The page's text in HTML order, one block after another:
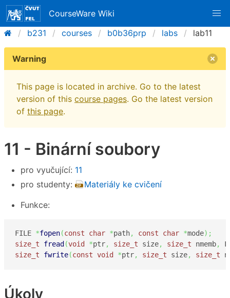
CourseWare Wiki
b231
courses b0b36prp labs lab11
Warning
This page is located in archive. Go to the latest
version of this course pages. Go the latest version
of this page.
11 - Binární soubory
pro vyučující: 11
pro studenty:
Materiály ke cvičení
Funkce:
FILE *fopen(const char *path, const char *mode) ;
size_t
fread (void *ptr, size_t size, size_t nmemb,
size_t
fwrite(const void *ptr, size_t size, size_t
Úkoly